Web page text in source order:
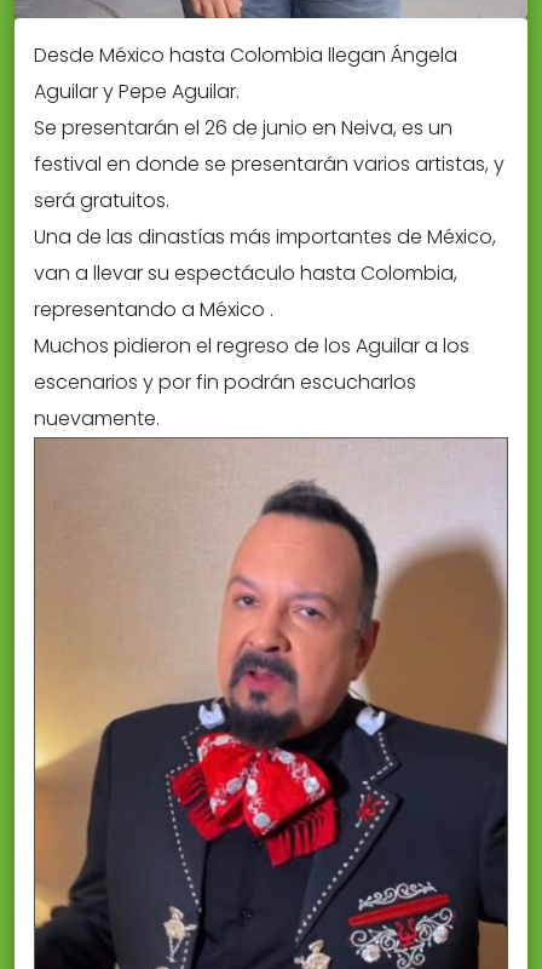
Desde México hasta Colombia llegan Ángela
Aguilar y Pepe Aguilar.
Se presentarán el 26 de junio en Neiva, es un
festival en donde se presentarán varios artistas, y
será gratuitos.
Una de las dinastías más importantes de México,
van a llevar su espectáculo hasta Colombia,
representando a México .
Muchos pidieron el regreso de los Aguilar a los
escenarios y por fin podrán escucharlos
nuevamente.